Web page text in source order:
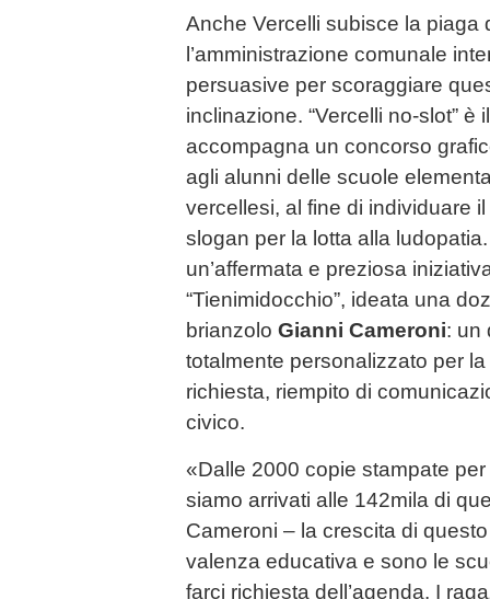
Anche Vercelli subisce la piaga
l’amministrazione comunale
persuasive per scoraggiare
inclinazione. “Vercelli no-slot”
accompagna un concorso
agli alunni delle scuole
vercellesi, al fine di individuare
slogan per la lotta alla
un’affermata e preziosa
“Tienimidocchio”, ideata una
brianzolo Gianni Cameroni: un
totalmente personalizzato per
richiesta, riempito di
civico.
«Dalle 2000 copie stampate
siamo arrivati alle 142mila di
Cameroni – la crescita di
valenza educativa e sono le
farci richiesta dell’agenda. I